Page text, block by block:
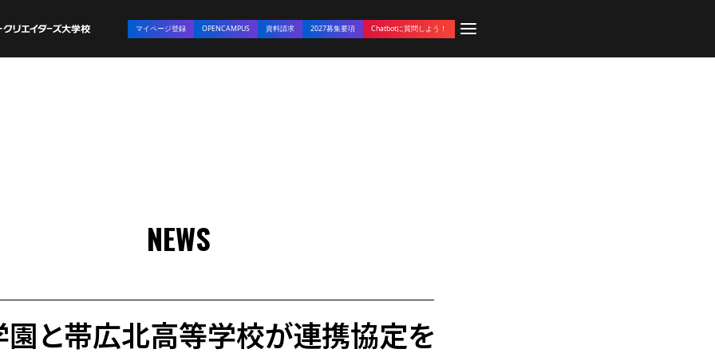
マイページ登録 OPENCAMPUS 資料請求 2027募集要項 Chatbotに質問しよう！
NEWS
と帯広北高等学校が連携協定を